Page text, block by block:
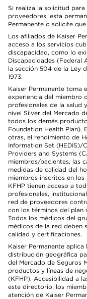
Si realiza la solicitud
proveedores, esta
Permanente o solicite
Los afiliados de Kaiser
acceso a los servicios
discapacidad, como lo
Discapacidades (Federal
la sección 504 de la Ley
1973.
Kaiser Permanente toma
experiencia del miembro
profesionales de la salud
nivel Silver del Mercado
todos los demás
Foundation Health Plan).
otras, el rendimiento de
Information Set (HEDIS)/
Providers and Systems
miembros/pacientes, las
medidas de calidad del
miembros inscritos en
KFHP tienen acceso a
profesionales,
red de proveedores
con los términos del plan
Todos los médicos del
médicos de la red deben
calidad y certificaciones.
Kaiser Permanente
distribución geográfica
del Mercado de Seguros
productos y líneas de
(KFHP). Accesibilidad a
este directorio: los
atención de Kaiser